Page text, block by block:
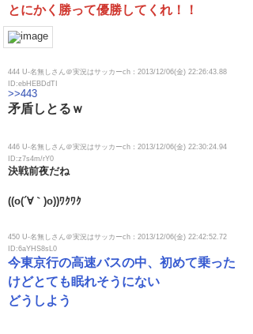
とにかく勝って優勝してくれ！！
444 U-名無しさん＠実況はサッカーch：2013/12/06(金) 22:26:43.88
ID:ebHEBDdTI
>>443
矛盾しとるｗ
446 U-名無しさん＠実況はサッカーch：2013/12/06(金) 22:30:24.94
ID:z7s4m/rY0
決戦前夜だね
((o(´∀｀)o))ﾜｸﾜｸ
450 U-名無しさん＠実況はサッカーch：2013/12/06(金) 22:42:52.72
ID:6aYHS8sL0
今東京行の高速バスの中、初めて乗った
けどとても眠れそうにない
どうしよう